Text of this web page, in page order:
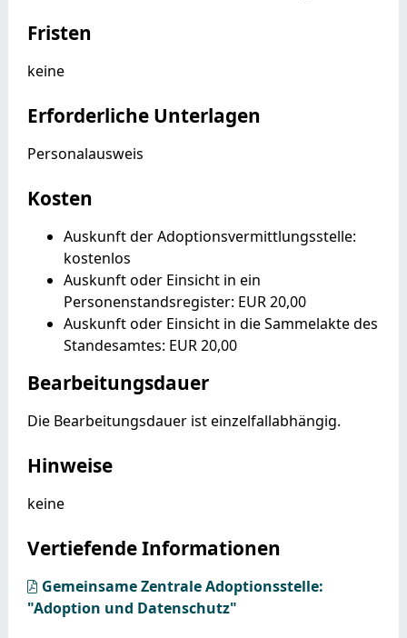
Fristen
keine
Erforderliche Unterlagen
Personalausweis
Kosten
Auskunft der Adoptionsvermittlungsstelle:
kostenlos
Auskunft oder Einsicht in ein
Personenstandsregister: EUR 20,00
Auskunft oder Einsicht in die Sammelakte des
Standesamtes: EUR 20,00
Bearbeitungsdauer
Die Bearbeitungsdauer ist einzelfallabhängig.
Hinweise
keine
Vertiefende Informationen
Gemeinsame Zentrale Adoptionsstelle:
"Adoption und Datenschutz"